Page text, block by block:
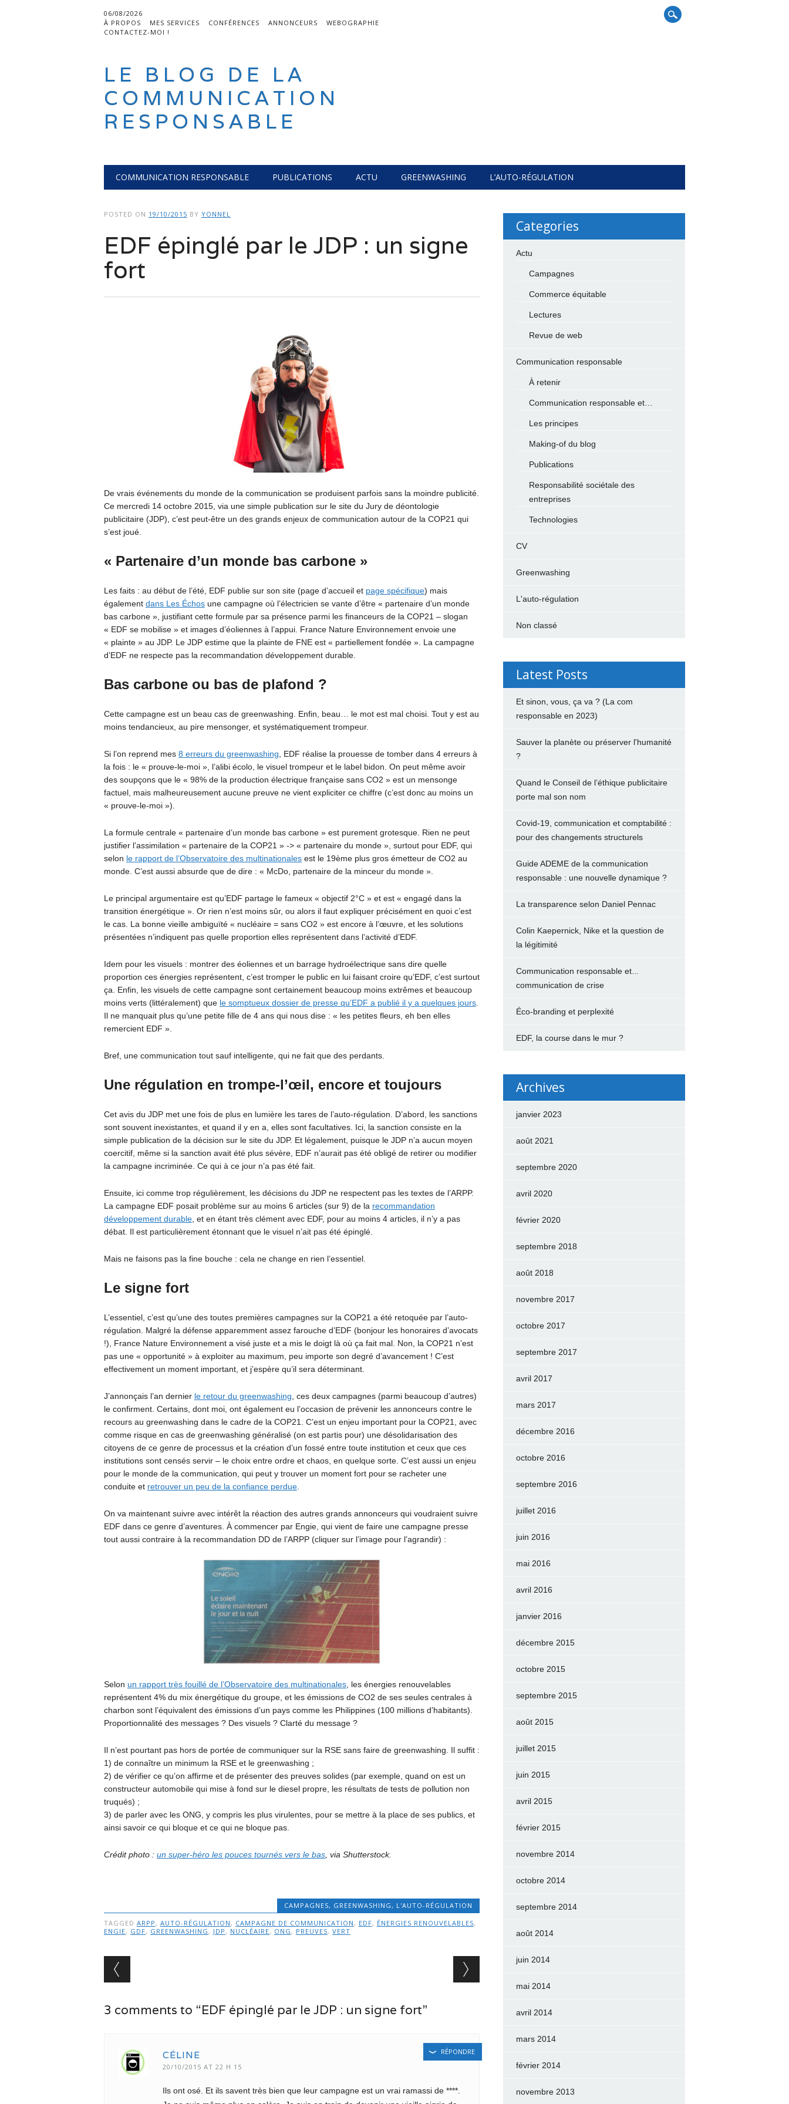
06/08/2026
À PROPOS
MES SERVICES CONFÉRENCES ANNONCEURS
WEBOGRAPHIE
CONTACTEZ-MOI !
LE BLOG DE LA
COMMUNICATION
RESPONSABLE
Main menu
COMMUNICATION RESPONSABLE PUBLICATIONS ACTU GREENWASHING L’AUTO-RÉGULATION
POSTED ON 19/10/2015 BY YONNEL
EDF épinglé par le JDP : un signe
fort
De vrais événements du monde de la communication se produisent parfois sans la moindre publicité.
Ce mercredi 14 octobre 2015, via une simple publication sur le site du Jury de déontologie
publicitaire (JDP), c’est peut-être un des grands enjeux de communication autour de la COP21 qui
s’est joué.
« Partenaire d’un monde bas carbone »
Les faits : au début de l’été, EDF publie sur son site (page d’accueil et page spécifique) mais
également dans Les Échosune campagne où l’électricien se vante d’être « partenaire d’un monde
bas carbone », justifiant cette formule par sa présence parmi les financeurs de la COP21 – slogan
« EDF se mobilise » et images d’éoliennes à l’appui. France Nature Environnement envoie une
« plainte » au JDP. Le JDP estime que la plainte de FNE est « partiellement fondée ». La campagne
d’EDF ne respecte pas la recommandation développement durable.
Bas carbone ou bas de plafond ?
Cette campagne est un beau cas de greenwashing. Enfin, beau… le mot est mal choisi. Tout y est au
moins tendancieux, au pire mensonger, et systématiquement trompeur.
Si l’on reprend mes 8 erreurs du greenwashing , EDF réalise la prouesse de tomber dans 4 erreurs à
la fois : le « prouve-le-moi », l’alibi écolo, le visuel trompeur et le label bidon. On peut même avoir
des soupçons que le « 98% de la production électrique française sans CO2 » est un mensonge
factuel, mais malheureusement aucune preuve ne vient expliciter ce chiffre (c’est donc au moins un
« prouve-le-moi »).
La formule centrale « partenaire d’un monde bas carbone » est purement grotesque. Rien ne peut
justifier l’assimilation « partenaire de la COP21 » -> « partenaire du monde », surtout pour EDF, qui
selon le rapport de l’Observatoire des multinationalesest le 19ème plus gros émetteur de CO2 au
monde. C’est aussi absurde que de dire : « McDo, partenaire de la minceur du monde ».
Le principal argumentaire est qu’EDF partage le fameux « objectif 2°C » et est « engagé dans la
transition énergétique ». Or rien n’est moins sûr, ou alors il faut expliquer précisément en quoi c’est
le cas. La bonne vieille ambiguïté « nucléaire = sans CO2 » est encore à l’œuvre, et les solutions
présentées n’indiquent pas quelle proportion elles représentent dans l’activité d’EDF.
Idem pour les visuels : montrer des éoliennes et un barrage hydroélectrique sans dire quelle
proportion ces énergies représentent, c’est tromper le public en lui faisant croire qu’EDF, c’est surtout
ça. Enfin, les visuels de cette campagne sont certainement beaucoup moins extrêmes et beaucoup
moins verts (littéralement) que le somptueux dossier de presse qu’EDF a publié il y a quelques jours.
Il ne manquait plus qu’une petite fille de 4 ans qui nous dise : « les petites fleurs, eh ben elles
remercient EDF ».
Bref, une communication tout sauf intelligente, qui ne fait que des perdants.
Une régulation en trompe-l’œil, encore et toujours
Cet avis du JDP met une fois de plus en lumière les tares de l’auto-régulation. D’abord, les sanctions
sont souvent inexistantes, et quand il y en a, elles sont facultatives. Ici, la sanction consiste en la
simple publication de la décision sur le site du JDP. Et légalement, puisque le JDP n’a aucun moyen
coercitif, même si la sanction avait été plus sévère, EDF n’aurait pas été obligé de retirer ou modifier
la campagne incriminée. Ce qui à ce jour n’a pas été fait.
Ensuite, ici comme trop régulièrement, les décisions du JDP ne respectent pas les textes de l’ARPP.
La campagne EDF posait problème sur au moins 6 articles (sur 9) de la recommandation
développement durable, et en étant très clément avec EDF, pour au moins 4 articles, il n’y a pas
débat. Il est particulièrement étonnant que le visuel n’ait pas été épinglé.
Mais ne faisons pas la fine bouche : cela ne change en rien l’essentiel.
Le signe fort
L’essentiel, c’est qu’une des toutes premières campagnes sur la COP21 a été retoquée par l’auto-
régulation. Malgré la défense apparemment assez farouche d’EDF (bonjour les honoraires d’avocats
!), France Nature Environnement a visé juste et a mis le doigt là où ça fait mal. Non, la COP21 n’est
pas une « opportunité » à exploiter au maximum, peu importe son degré d’avancement ! C’est
effectivement un moment important, et j’espère qu’il sera déterminant.
J’annonçais l’an dernier le retour du greenwashing , ces deux campagnes (parmi beaucoup d’autres)
le confirment. Certains, dont moi, ont également eu l’occasion de prévenir les annonceurs contre le
recours au greenwashing dans le cadre de la COP21. C’est un enjeu important pour la COP21, avec
comme risque en cas de greenwashing généralisé (on est partis pour) une désolidarisation des
citoyens de ce genre de processus et la création d’un fossé entre toute institution et ceux que ces
institutions sont censés servir – le choix entre ordre et chaos, en quelque sorte. C’est aussi un enjeu
pour le monde de la communication, qui peut y trouver un moment fort pour se racheter une
conduite et retrouver un peu de la confiance perdue.
On va maintenant suivre avec intérêt la réaction des autres grands annonceurs qui voudraient suivre
EDF dans ce genre d’aventures. À commencer par Engie, qui vient de faire une campagne presse
tout aussi contraire à la recommandation DD de l’ARPP (cliquer sur l’image pour l’agrandir) :
Selon un rapport très fouillé de l’Observatoire des multinationales, les énergies renouvelables
représentent 4% du mix énergétique du groupe, et les émissions de CO2 de ses seules centrales à
charbon sont l’équivalent des émissions d’un pays comme les Philippines (100 millions d’habitants).
Proportionnalité des messages ? Des visuels ? Clarté du message ?
Il n’est pourtant pas hors de portée de communiquer sur la RSE sans faire de greenwashing. Il suffit :
1) de connaître un minimum la RSE et le greenwashing ;
2) de vérifier ce qu’on affirme et de présenter des preuves solides (par exemple, quand on est un
constructeur automobile qui mise à fond sur le diesel propre, les résultats de tests de pollution non
truqués) ;
3) de parler avec les ONG, y compris les plus virulentes, pour se mettre à la place de ses publics, et
ainsi savoir ce qui bloque et ce qui ne bloque pas.
Crédit photo : un super-héro les pouces tournés vers le bas, via Shutterstock.
CAMPAGNES, GREENWASHING, L'AUTO-RÉGULATION
TAGGED ARPP , AUTO-RÉGULATION , CAMPAGNE DE COMMUNICATION , EDF, ÉNERGIES RENOUVELABLES,
ENGIE, GDF, GREENWASHING , JDP , NUCLÉAIRE, ONG , PREUVES, VERT
Post navigation
3 comments to “EDF épinglé par le JDP : un signe fort”
CÉLINE
20/10/2015 AT 22 H 15
Ils ont osé. Et ils savent très bien que leur campagne est un vrai ramassi de ****.
RÉPONDRE
Categories
Actu
Campagnes
Commerce équitable
Lectures
Revue de web
Communication responsable
À retenir
Communication responsable et…
Les principes
Making-of du blog
Publications
Responsabilité sociétale des
entreprises
Technologies
CV
Greenwashing
L'auto-régulation
Non classé
Latest Posts
Et sinon, vous, ça va ? (La com
responsable en 2023)
Sauver la planète ou préserver l'humanité
?
Quand le Conseil de l’éthique publicitaire
porte mal son nom
Covid-19, communication et comptabilité :
pour des changements structurels
Guide ADEME de la communication
responsable : une nouvelle dynamique ?
La transparence selon Daniel Pennac
Colin Kaepernick, Nike et la question de
la légitimité
Communication responsable et...
communication de crise
Éco-branding et perplexité
EDF, la course dans le mur ?
Archives
janvier 2023
août 2021
septembre 2020
avril 2020
février 2020
septembre 2018
août 2018
novembre 2017
octobre 2017
septembre 2017
avril 2017
mars 2017
décembre 2016
octobre 2016
septembre 2016
juillet 2016
juin 2016
mai 2016
avril 2016
janvier 2016
décembre 2015
octobre 2015
septembre 2015
août 2015
juillet 2015
juin 2015
avril 2015
février 2015
novembre 2014
octobre 2014
septembre 2014
août 2014
juin 2014
mai 2014
avril 2014
mars 2014
février 2014
novembre 2013